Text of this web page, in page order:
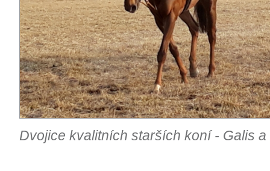
Dvojice kvalitních starších koní - Galis a